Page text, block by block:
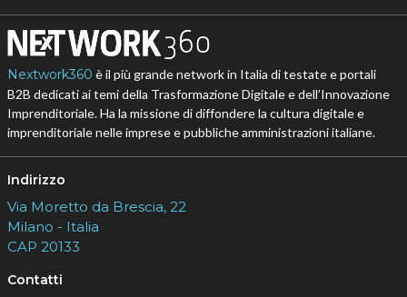
Nextwork360 è il più grande network in Italia di testate e portali
B2B dedicati ai temi della Trasformazione Digitale e dell’Innovazione
Imprenditoriale. Ha la missione di diffondere la cultura digitale e
imprenditoriale nelle imprese e pubbliche amministrazioni italiane.
Indirizzo
Via Moretto da Brescia, 22
Milano - Italia
CAP 20133
Contatti